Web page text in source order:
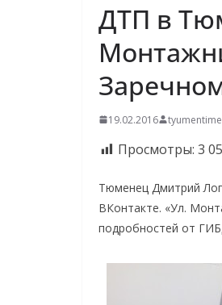
ДТП в
19.02.2016
Просмотры: 3
Тюменец Дмитрий
ВКонтакте. «Ул.
подробностей от